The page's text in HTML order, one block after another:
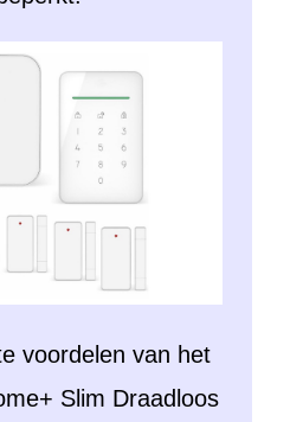
voordelen van het
Slim Draadloos